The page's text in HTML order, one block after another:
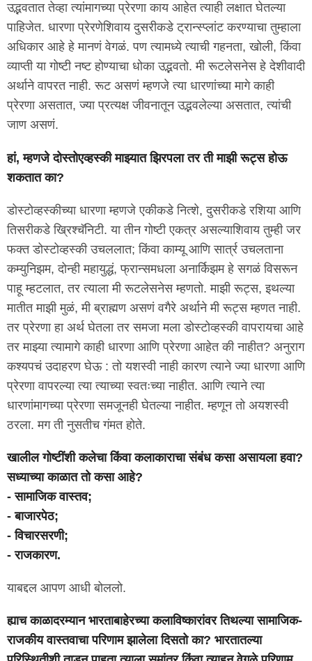
उद्भवतात तेव्हा त्यांमागच्या प्रेरणा काय आहेत त्याही लक्षात घेतल्या
पाहिजेत. धारणा प्रेरणेशिवाय दुसरीकडे ट्रान्स्प्लांट करण्याचा तुम्हाला
अधिकार आहे हे मानणं वेगळं. पण त्यामध्ये त्याची गहनता, खोली, किंवा
व्याप्ती या गोष्टी नष्ट होण्याचा धोका उद्भवतो. मी रूटलेसनेस हे देशीवादी
अर्थाने वापरत नाही. रूट असणं म्हणजे त्या धारणांच्या मागे काही
प्रेरणा असतात, ज्या प्रत्यक्ष जीवनातून उद्भवलेल्या असतात, त्यांची
जाण असणं.
हां, म्हणजे दोस्तोएव्हस्की माझ्यात झिरपला तर ती माझी रूट्स होऊ
शकतात का?
डोस्टोव्हस्कीच्या धारणा म्हणजे एकीकडे नित्शे, दुसरीकडे रशिया आणि
तिसरीकडे ख्रिश्चॅनिटी. या तीन गोष्टी एकत्र असल्याशिवाय तुम्ही जर
फक्त डोस्टोव्हस्की उचललात; किंवा काम्यू आणि सार्त्र उचलताना
कम्युनिझम, दोन्ही महायुद्धं, फ्रान्समधला अनार्किझम हे सगळं विसरून
पाहू म्हटलात, तर त्याला मी रूटलेसनेस म्हणतो. माझी रूट्स, इथल्या
मातीत माझी मुळं, मी ब्राह्मण असणं वगैरे अर्थाने मी रूट्स म्हणत नाही.
तर प्रेरणा हा अर्थ घेतला तर समजा मला डोस्टोव्हस्की वापरायचा आहे
तर माझ्या त्यामागे काही धारणा आणि प्रेरणा आहेत की नाहीत? अनुराग
कश्यपचं उदाहरण घेऊ : तो यशस्वी नाही कारण त्याने ज्या धारणा आणि
प्रेरणा वापरल्या त्या त्याच्या स्वतःच्या नाहीत. आणि त्याने त्या
धारणांमागच्या प्रेरणा समजूनही घेतल्या नाहीत. म्हणून तो अयशस्वी
ठरला. मग ती नुसतीच गंमत होते.
खालील गोष्टींशी कलेचा किंवा कलाकाराचा संबंध कसा असायला हवा?
सध्याच्या काळात तो कसा आहे?
- सामाजिक वास्तव;
- बाजारपेठ;
- विचारसरणी;
- राजकारण.
याबद्दल आपण आधी बोललो.
ह्याच काळादरम्यान भारताबाहेरच्या कलाविष्कारांवर तिथल्या सामाजिक-
राजकीय वास्तवाचा परिणाम झालेला दिसतो का? भारतातल्या